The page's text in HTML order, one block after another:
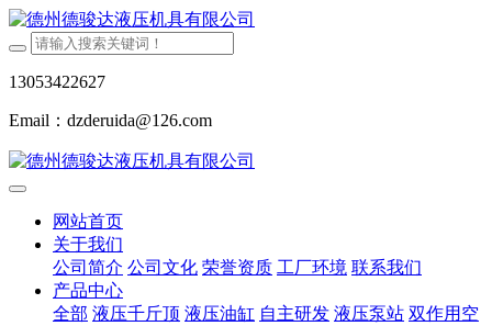
13053422627
Email：dzderuida@126.com
网站首页
关于我们
公司简介 公司文化 荣誉资质 工厂环境 联系我们
产品中心
全部 液压千斤顶 液压油缸 自主研发 液压泵站 双作用空